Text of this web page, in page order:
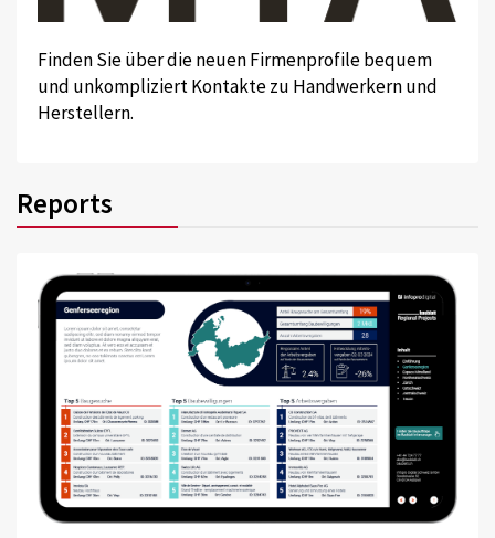
Finden Sie über die neuen Firmenprofile bequem
und unkompliziert Kontakte zu Handwerkern und
Herstellern.
Reports